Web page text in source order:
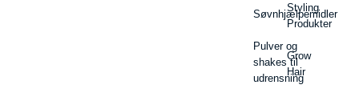
Søvnhjælpemidler
Pulver og
shakes til
udrensning
Styling
Produkter
Grow
Hair